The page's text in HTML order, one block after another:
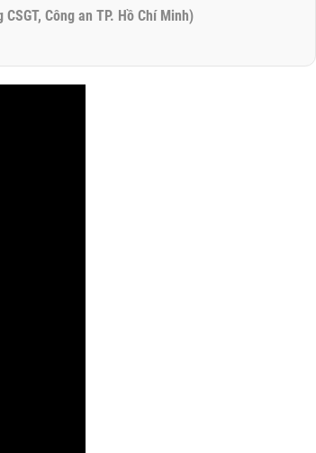
Công an TP. Hồ Chí Minh)